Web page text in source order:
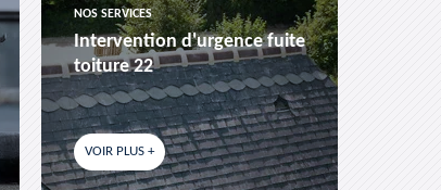
NOS SERVICES
Intervention d'urgence fuite
toiture 22
VOIR PLUS +